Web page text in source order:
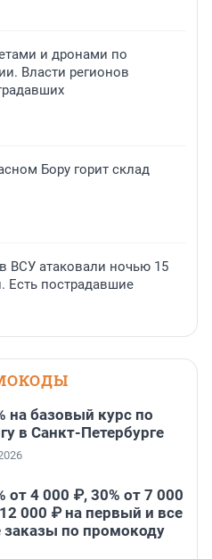
и дронами по
Власти регионов
Бору горит склад
ВСУ атаковали ночью 15
Есть пострадавшие
на базовый курс по
в Санкт-Петербурге
от 4 000 ₽, 30% от 7 000
000 ₽ на первый и все
по промокоду